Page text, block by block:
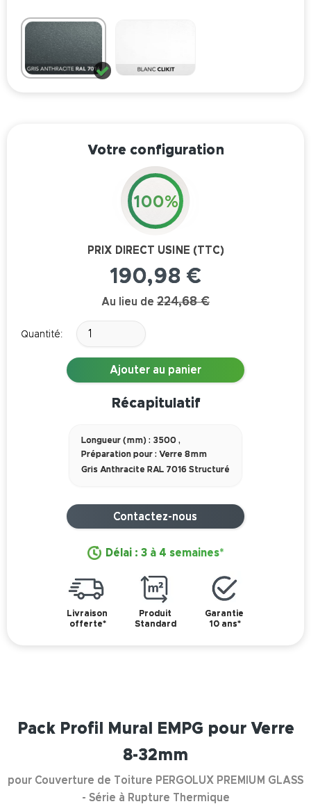
Votre configuration
100%
PRIX DIRECT USINE (TTC)
190,98 €
Au lieu de 224,68 €
Quantité:
Ajouter au panier
Récapitulatif
Longueur (mm) : 3500 ,
Préparation pour : Verre 8mm
Gris Anthracite RAL 7016 Structuré
Contactez-nous
Délai : 3 à 4 semaines*
Livraison
offerte*
Produit
Standard
Garantie
10 ans*
Pack Profil Mural EMPG pour Verre
8-32mm
pour Couverture de Toiture PERGOLUX PREMIUM GLASS
- Série à Rupture Thermique